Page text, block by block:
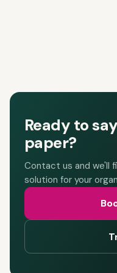
Ready to
paper?
Contact us and we'll
solution for your